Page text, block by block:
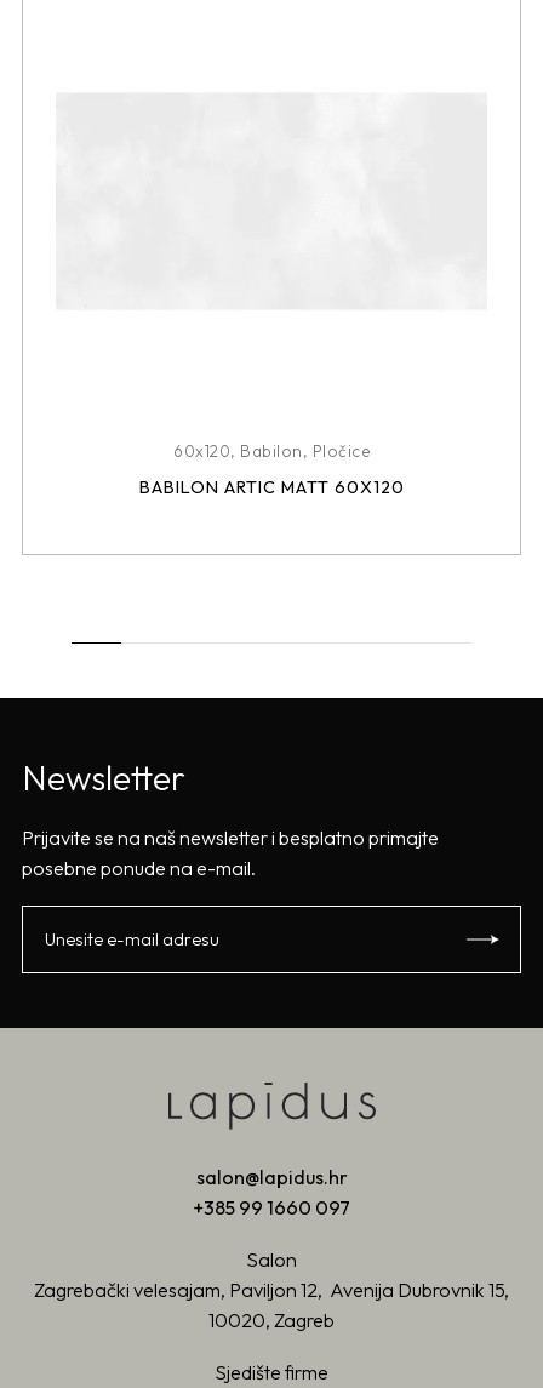
60x120, Babilon, Pločice
BABILON ARTIC MATT 60X120
Newsletter
Prijavite se na naš newsletter i besplatno primajte
posebne ponude na e-mail.
salon@lapidus.hr
+385 99 1660 097
Salon
Zagrebački velesajam, Paviljon 12, Avenija Dubrovnik 15,
10020, Zagreb
Sjedište firme